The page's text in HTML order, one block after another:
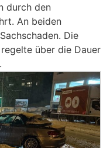
durch den
An beiden
Die
über die Dauer